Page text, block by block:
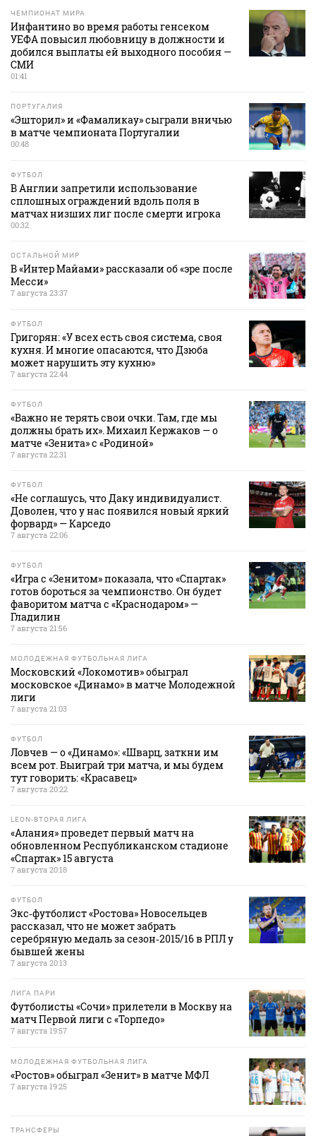
ЧЕМПИОНАТ МИРА
Инфантино во время работы генсеком
УЕФА повысил любовницу в должности и
добился выплаты ей выходного пособия —
СМИ
01:41
ПОРТУГАЛИЯ
«Эшторил» и «Фамаликау» сыграли вничью
в матче чемпионата Португалии
00:48
ФУТБОЛ
В Англии запретили использование
сплошных ограждений вдоль поля в
матчах низших лиг после смерти игрока
00:32
ОСТАЛЬНОЙ МИР
В «Интер Майами» рассказали об «эре после
Месси»
7 августа 23:37
ФУТБОЛ
Григорян: «У всех есть своя система, своя
кухня. И многие опасаются, что Дзюба
может нарушить эту кухню»
7 августа 22:44
ФУТБОЛ
«Важно не терять свои очки. Там, где мы
должны брать их». Михаил Кержаков — о
матче «Зенита» с «Родиной»
7 августа 22:31
ФУТБОЛ
«Не соглашусь, что Даку индивидуалист.
Доволен, что у нас появился новый яркий
форвард» — Карседо
7 августа 22:06
ФУТБОЛ
«Игра с «Зенитом» показала, что «Спартак»
готов бороться за чемпионство. Он будет
фаворитом матча с «Краснодаром» —
Гладилин
7 августа 21:56
МОЛОДЕЖНАЯ ФУТБОЛЬНАЯ ЛИГА
Московский «Локомотив» обыграл
московское «Динамо» в матче Молодежной
лиги
7 августа 21:03
ФУТБОЛ
Ловчев — о «Динамо»: «Шварц, заткни им
всем рот. Выиграй три матча, и мы будем
тут говорить: «Красавец»
7 августа 20:22
LEON-ВТОРАЯ ЛИГА
«Алания» проведет первый матч на
обновленном Республиканском стадионе
«Спартак» 15 августа
7 августа 20:18
ФУТБОЛ
Экс‑футболист «Ростова» Новосельцев
рассказал, что не может забрать
серебряную медаль за сезон‑2015/16 в РПЛ у
бывшей жены
7 августа 20:13
ЛИГА ПАРИ
Футболисты «Сочи» прилетели в Москву на
матч Первой лиги с «Торпедо»
7 августа 19:57
МОЛОДЕЖНАЯ ФУТБОЛЬНАЯ ЛИГА
«Ростов» обыграл «Зенит» в матче МФЛ
7 августа 19:25
ТРАНСФЕРЫ